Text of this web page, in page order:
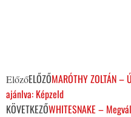
ElőzőELŐZŐMARÓTHY ZOLTÁN
ajánlva: Képzeld
KÖVETKEZŐWHITESNAKE –